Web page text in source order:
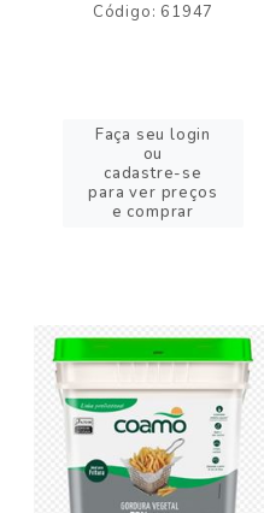
Código: 61947
Faça seu login
ou
cadastre-se
para ver preços
e comprar